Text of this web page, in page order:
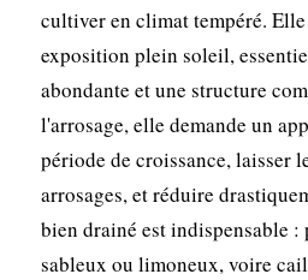
cultiver en climat tempéré.
exposition plein soleil,
abondante et une structure
l'arrosage, elle demande un
période de croissance, laisser
arrosages, et réduire
bien drainé est indispensable
sableux ou limoneux, voire